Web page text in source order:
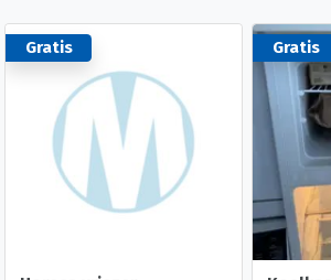
Gratis Gratis